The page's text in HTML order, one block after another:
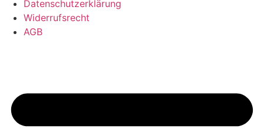
Datenschutzerklärung
Widerrufsrecht
AGB